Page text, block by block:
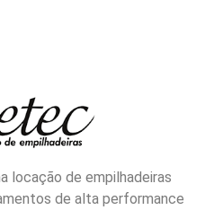
locação de empilhadeiras
de alta performance